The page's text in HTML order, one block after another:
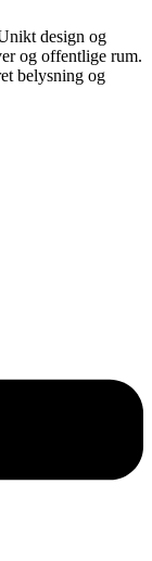
design og
og offentlige rum.
belysning og